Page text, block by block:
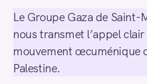
Le Groupe Gaza de
nous transmet l’appel
mouvement œcuménique
Palestine.